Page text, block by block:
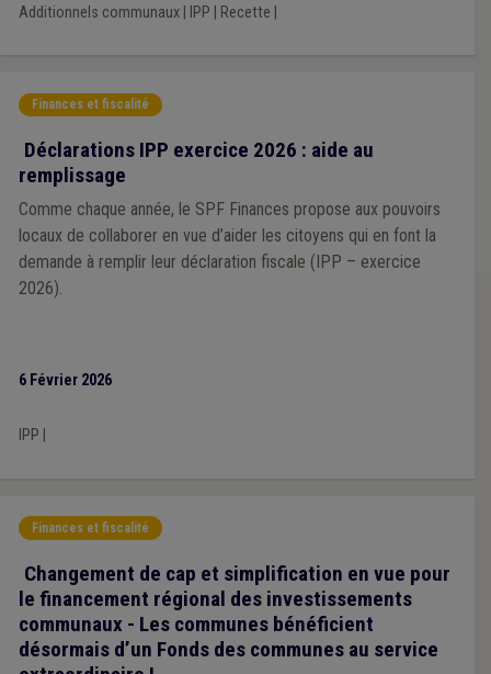
Additionnels communaux| IPP Recette
Finances et fiscalité
Déclarations IPP exercice 2026 : aide au
remplissage
Comme chaque année, le SPF Finances propose aux pouvoirs
locaux de collaborer en vue d’aider les citoyens qui en font la
demande à remplir leur déclaration fiscale (IPP – exercice
2026).
6 Février 2026
IPP
Finances et fiscalité
Changement de cap et simplification en vue pour
le financement régional des investissements
communaux - Les communes bénéficient
désormais d’un Fonds des communes au service